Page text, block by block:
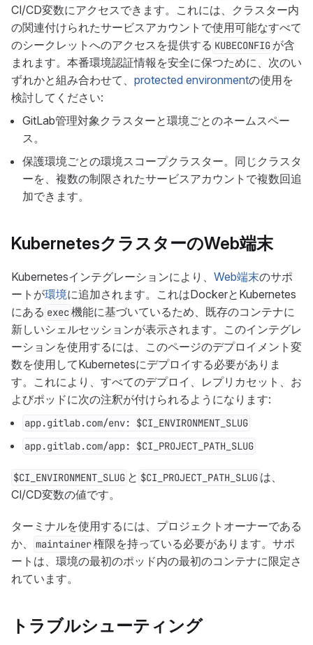
CI/CD変数にアクセスできます。これには、クラスター内
の関連付けられたサービスアカウントで使用可能なすべて
のシークレットへのアクセスを提供する KUBECONFIG が含
まれます。本番環境認証情報を安全に保つために、次のい
ずれかと組み合わせて、 protected environmentの使用を
検討してください:
GitLab管理対象クラスターと環境ごとのネームスペー
ス。
保護環境ごとの環境スコープクラスター。同じクラスタ
ーを、複数の制限されたサービスアカウントで複数回追
加できます。
KubernetesクラスターのWeb端末
Kubernetesインテグレーションにより、 Web端末のサポ
ートが環境に追加されます。これはDockerとKubernetes
にある exec機能に基づいているため、既存のコンテナに
新しいシェルセッションが表示されます。このインテグレ
ーションを使用するには、このページのデプロイメント変
数を使用してKubernetesにデプロイする必要がありま
す。これにより、すべてのデプロイ、レプリカセット、お
よびポッドに次の注釈が付けられるようになります:
app.gitlab.com/env: $CI_ENVIRONMENT_SLUG
app.gitlab.com/app: $CI_PROJECT_PATH_SLUG
$CI_ENVIRONMENT_SLUG と $CI_PROJECT_PATH_SLUG は、
CI/CD変数の値です。
ターミナルを使用するには、プロジェクトオーナーである
か、
maintainer権限を持っている必要があります。サポ
ートは、環境の最初のポッド内の最初のコンテナに限定さ
れています。
トラブルシューティング